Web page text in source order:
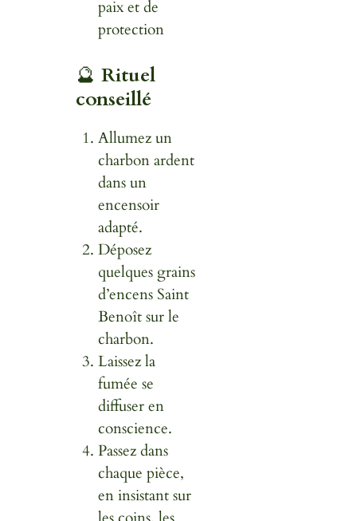
paix et de
protection
🔮 Rituel
conseillé
Allumez un
charbon ardent
dans un
encensoir
adapté.
Déposez
quelques grains
d’encens Saint
Benoît sur le
charbon.
Laissez la
fumée se
diffuser en
conscience.
Passez dans
chaque pièce,
en insistant sur